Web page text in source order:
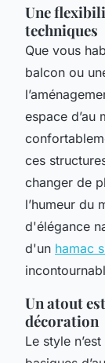
Une
techniques
Que vous
balcon ou
espace d’au
ces
changer de
l’humeur du
d'élégance
d'un hamac
Un atout
décoration
Le style